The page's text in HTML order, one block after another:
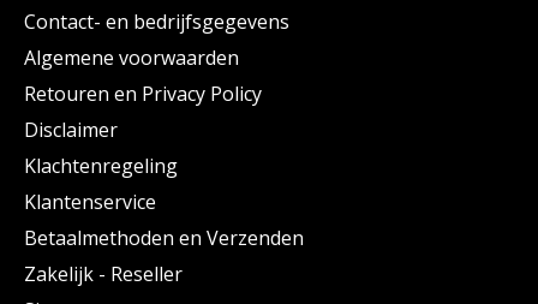
Contact- en bedrijfsgegevens
Algemene voorwaarden
Retouren en Privacy Policy
Disclaimer
Klachtenregeling
Klantenservice
Betaalmethoden en Verzenden
Zakelijk - Reseller